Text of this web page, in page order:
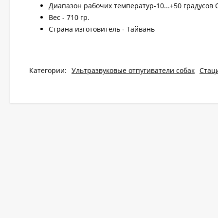
Диапазон рабочих температур-10...+50 градусов
Вес - 710 гр.
Страна изготовитель - Тайвань
Категории: Ультразвуковые отпугиватели собак